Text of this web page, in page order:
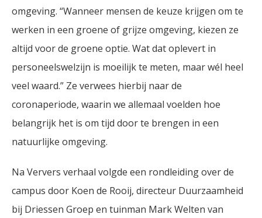
omgeving. “Wanneer mensen de keuze krijgen om te
werken in een groene of grijze omgeving, kiezen ze
altijd voor de groene optie. Wat dat oplevert in
personeelswelzijn is moeilijk te meten, maar wél heel
veel waard.” Ze verwees hierbij naar de
coronaperiode, waarin we allemaal voelden hoe
belangrijk het is om tijd door te brengen in een
natuurlijke omgeving.
Na Ververs verhaal volgde een rondleiding over de
campus door Koen de Rooij, directeur Duurzaamheid
bij Driessen Groep en tuinman Mark Welten van